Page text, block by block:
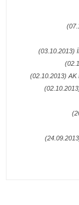
(03.10.2013)
(02.10.2013) AK